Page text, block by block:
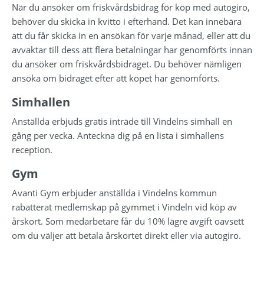
När du ansöker om friskvårdsbidrag för köp med autogiro,
behöver du skicka in kvitto i efterhand. Det kan innebära
att du får skicka in en ansökan för varje månad, eller att du
avvaktar till dess att flera betalningar har genomförts innan
du ansöker om friskvårdsbidraget. Du behöver nämligen
ansöka om bidraget efter att köpet har genomförts.
Simhallen
Anställda erbjuds gratis inträde till Vindelns simhall en
gång per vecka. Anteckna dig på en lista i simhallens
reception.
Gym
Avanti Gym erbjuder anställda i Vindelns kommun
rabatterat medlemskap på gymmet i Vindeln vid köp av
årskort. Som medarbetare får du 10% lägre avgift oavsett
om du väljer att betala årskortet direkt eller via autogiro.